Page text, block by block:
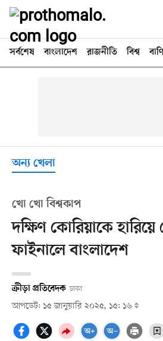
সর্বশেষ বাংলাদেশ রাজনীতি বিশ্ব
অন্য খেলা
খো খো বিশ্বকাপ
দক্ষিণ কোরিয়াকে হারিয়ে
ফাইনালে বাংলাদেশ
ক্রীড়া প্রতিবেদক ঢাকা
আপডেট: ১৫ জানুয়ারি ২০২৫, ১৫: ১৬